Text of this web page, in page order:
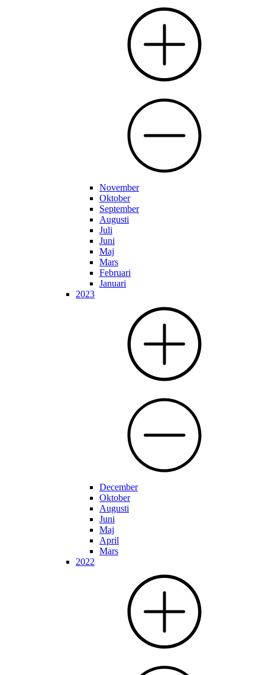
November
Oktober
September
Augusti
Juli
Juni
Maj
Mars
Februari
Januari
2023
December
Oktober
Augusti
Juni
Maj
April
Mars
2022